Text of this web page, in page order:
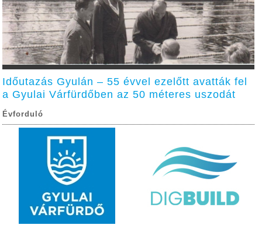
Időutazás Gyulán – 55 évvel ezelőtt avatták fel
a Gyulai Várfürdőben az 50 méteres uszodát
Évforduló